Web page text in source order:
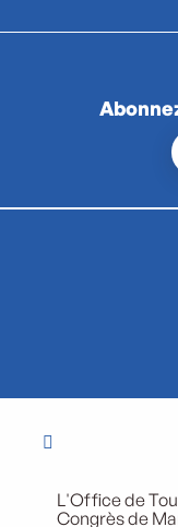
L'Office de
Congrès de